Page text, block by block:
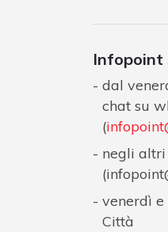
Infopoint
dal
chat su
(
negli
(
venerdì
Città